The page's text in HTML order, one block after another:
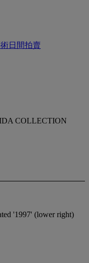
日間拍賣
COLLECTION
'1997' (lower right)